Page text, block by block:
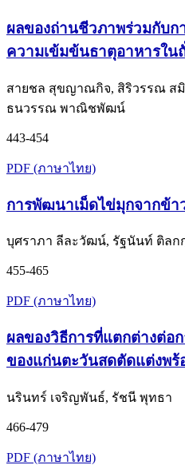
ผลของถ่านชีวภาพร่วมกับก
ความเข้มข้นธาตุอาหารใน
สายชล สุขญาณกิจ, สิริวรรณ ส
ธนวรรณ พาณิชพัฒน์
443-454
PDF (ภาษาไทย)
การพัฒนาเม็ดไข่มุกจากข้า
บุศราภา ลีละวัฒน์, รัฐนันท์ ติล
455-465
PDF (ภาษาไทย)
ผลของวิธีการที่แตกต่างต่อ
ของแก่นตะวันสดตัดแต่งพร้
นรินทร์ เจริญพันธ์, รัชนี พุทธา
466-479
PDF (ภาษาไทย)